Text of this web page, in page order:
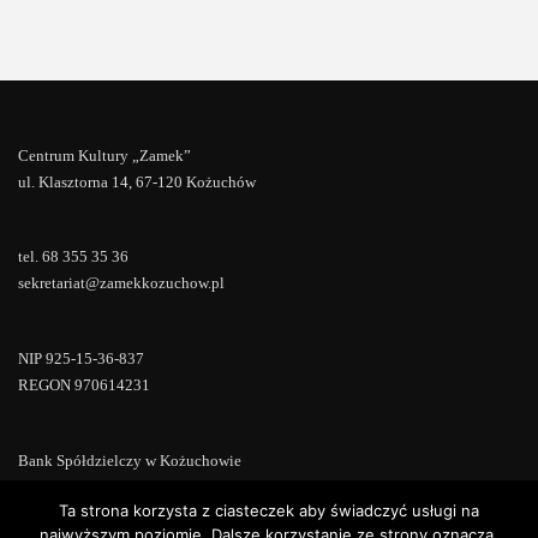
Centrum Kultury „Zamek”
ul. Klasztorna 14, 67-120 Kożuchów
tel. 68 355 35 36
sekretariat@zamekkozuchow.pl
NIP 925-15-36-837
REGON 970614231
Bank Spółdzielczy w Kożuchowie
Ta strona korzysta z ciasteczek aby świadczyć usługi na